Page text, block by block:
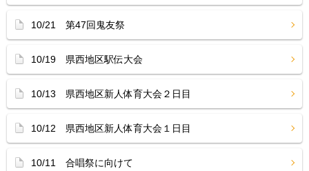
10/21 第47回鬼友祭
10/19 県西地区駅伝大会
10/13 県西地区新人体育大会２日目
10/12 県西地区新人体育大会１日目
10/11 合唱祭に向けて